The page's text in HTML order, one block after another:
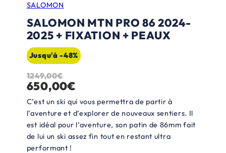
SALOMON
SALOMON MTN PRO 86 2024-
2025 + FIXATION + PEAUX
Jusqu'à -48%
1249,00€
L
e
p
r
i
650,00€
L
e
p
r
i
C’est un ski qui vous permettra de partir à
l’aventure et d’explorer de nouveaux sentiers. Il
est idéal pour l’aventure, son patin de 86mm fait
de lui un ski assez fin tout en restant ultra
performant !